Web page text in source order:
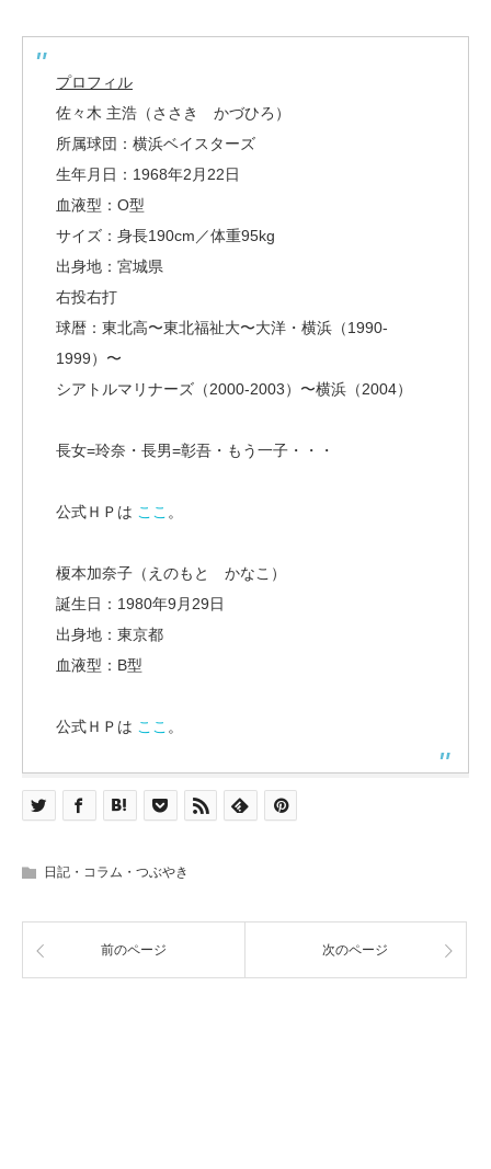
プロフィル
佐々木 主浩（ささき かづひろ）
所属球団：横浜ベイスターズ
生年月日：1968年2月22日
血液型：O型
サイズ：身長190cm／体重95kg
出身地：宮城県
右投右打
球暦：東北高〜東北福祉大〜大洋・横浜（1990-
1999）〜
シアトルマリナーズ（2000-2003）〜横浜（2004）
長女=玲奈・長男=彰吾・もう一子・・・
公式ＨＰは ここ 。
榎本加奈子（えのもと かなこ）
誕生日：1980年9月29日
出身地：東京都
血液型：B型
公式ＨＰは ここ 。
日記・コラム・つぶやき
前のページ 次のページ